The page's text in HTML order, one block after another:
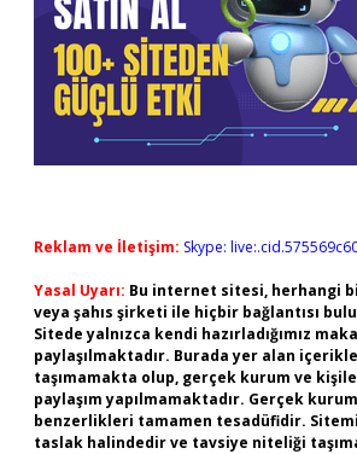
Reklam ve İletişim: Skype:
Yasal Uyarı: Bu internet sitesi, herhangi
veya şahıs şirketi ile hiçbir bağlantısı
Sitede yalnızca kendi hazırladığımız
paylaşılmaktadır. Burada yer alan
taşımamakta olup, gerçek kurum ve
paylaşım yapılmamaktadır. Gerçek
benzerlikleri tamamen tesadüfidir.
taslak halindedir ve tavsiye niteliği